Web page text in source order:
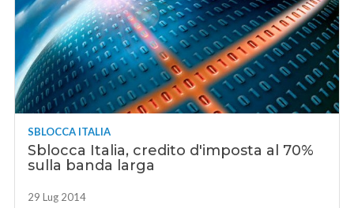
SBLOCCA ITALIA
Sblocca Italia, credito d'imposta al 70%
sulla banda larga
29 Lug 2014